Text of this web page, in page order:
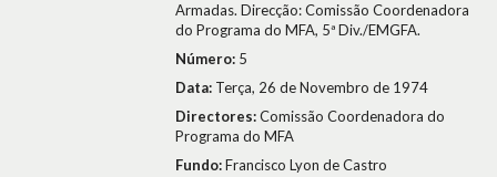
Armadas. Direcção: Comissão Coordenadora
do Programa do MFA, 5ª Div./EMGFA.
Número: 5
Data: Terça, 26 de Novembro de 1974
Directores:Comissão Coordenadora do
Programa do MFA
Fundo:Francisco Lyon de Castro